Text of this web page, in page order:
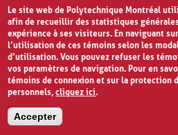
élèves directement en classe ou leur
la maison. Dans tous les cas, cet
préalablement à la leçon, telle une
après la leçon afin de consolider les
Afin que cette formule pédagogique
apprentissages, l’enseignant doit
rétroaction et de suivi afin de
réalisés. Cette séance de rétroaction
encore un travail à réaliser en lien
recherche, questionnaire à remplir,
Le site web de Polytechnique Montréal
afin de recueillir des statistiques
expérience à ses visiteurs. En naviguant
l’utilisation de ces témoins selon les
d’utilisation. Vous pouvez refuser les
vos paramètres de navigation. Pour en
témoins de connexion et sur la protection
personnels,cliquez ici.
Accepter